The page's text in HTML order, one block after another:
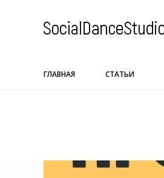
ГЛАВНАЯ СТАТЬИ